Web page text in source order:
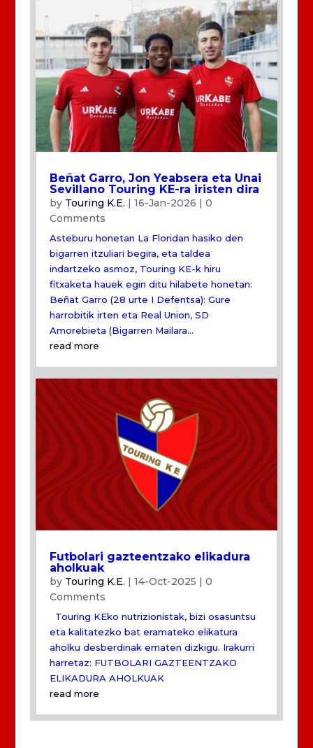
Beñat Garro, Jon Yeabsera eta Unai
Sevillano Touring KE-ra iristen dira
by Touring K.E. | 16-Jan-2026 | 0
Comments
Asteburu honetan La Floridan hasiko den
bigarren itzuliari begira, eta taldea
indartzeko asmoz, Touring KE-k hiru
fitxaketa hauek egin ditu hilabete honetan:
Beñat Garro (28 urte I Defentsa): Gure
harrobitik irten eta Real Union, SD
Amorebieta (Bigarren Mailara...
read more
Futbolari gazteentzako elikadura
aholkuak
by Touring K.E. | 14-Oct-2025 | 0
Comments
Touring KEko nutrizionistak, bizi osasuntsu
eta kalitatezko bat eramateko elikatura
aholku desberdinak ematen dizkigu. Irakurri
harretaz: FUTBOLARI GAZTEENTZAKO
ELIKADURA AHOLKUAK
read more